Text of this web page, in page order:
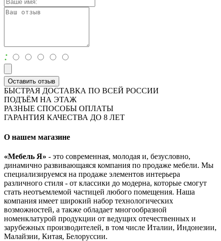
:
Оставить отзыв
БЫСТРАЯ ДОСТАВКА ПО ВСЕЙ РОССИИ
ПОДЪЁМ НА ЭТАЖ
РАЗНЫЕ СПОСОБЫ ОПЛАТЫ
ГАРАНТИЯ КАЧЕСТВА ДО 8 ЛЕТ
О нашем магазине
«Мебель Я» - это современная, молодая и, безусловно,
динамично развивающаяся компания по продаже мебели. Мы
специализируемся на продаже элементов интерьера
различного стиля - от классики до модерна, которые смогут
стать неотъемлемой частицей любого помещения. Наша
компания имеет широкий набор технологических
возможностей, а также обладает многообразной
номенклатурой продукции от ведущих отечественных и
зарубежных производителей, в том числе Италии, Индонезии,
Малайзии, Китая, Белоруссии.